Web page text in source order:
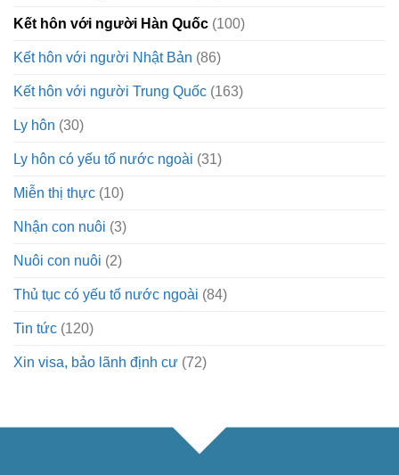
Kết hôn với người Hàn Quốc (100)
Kết hôn với người Nhật Bản (86)
Kết hôn với người Trung Quốc (163)
Ly hôn (30)
Ly hôn có yếu tố nước ngoài (31)
Miễn thị thực (10)
Nhận con nuôi (3)
Nuôi con nuôi (2)
Thủ tục có yếu tố nước ngoài (84)
Tin tức (120)
Xin visa, bảo lãnh định cư (72)